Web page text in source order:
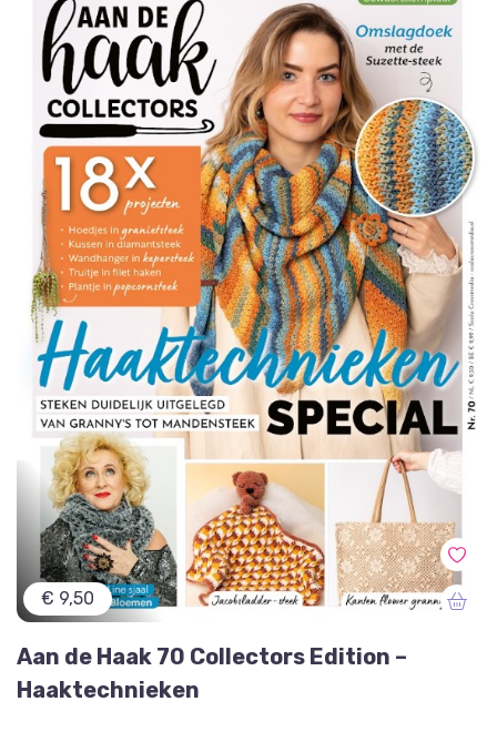
€ 9,50
Aan de Haak 70 Collectors Edition –
Haaktechnieken